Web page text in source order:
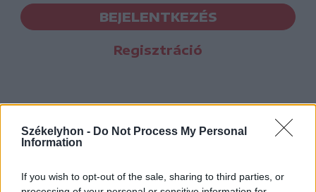
Székelyhon - Do Not Process My Personal
Information
If you wish to opt-out of the sale, sharing to third parties, or
BEJELENTKEZÉS
Regisztráció